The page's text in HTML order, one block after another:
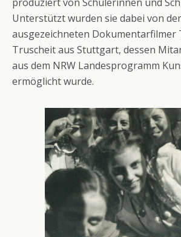
Unterstützt wurden sie dabei von
ausgezeichneten Dokumentarfilmer
Truscheit aus Stuttgart, dessen
aus dem NRW Landesprogramm
ermöglicht wurde.